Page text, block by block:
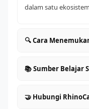
dalam satu
🔍 Cara
order, volume,
dan bahan yang
📚 Sumber Belajar
Video tutorial di
🤝 Hubungi